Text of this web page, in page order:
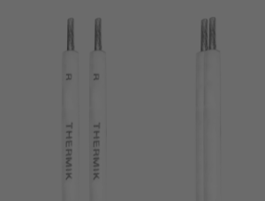
applicare filtri
Eliminare filtro